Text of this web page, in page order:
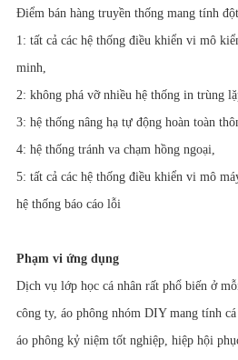
Điểm bán hàng truyền thống mang tính
1: tất cả các hệ thống điều khiển vi mô
minh,
2: không phá vỡ nhiều hệ thống in trùng
3: hệ thống nâng hạ tự động hoàn toàn
4: hệ thống tránh va chạm hồng ngoại,
5: tất cả các hệ thống điều khiển vi mô
hệ thống báo cáo lỗi
Phạm vi ứng dụng
Dịch vụ lớp học cá nhân rất phổ biến ở
công ty, áo phông nhóm DIY mang tính
áo phông kỷ niệm tốt nghiệp, hiệp hội